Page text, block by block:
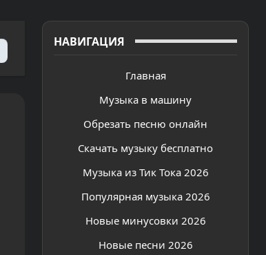
НАВИГАЦИЯ
Главная
Музыка в машину
Обрезать песню онлайн
Скачать музыку бесплатно
Музыка из Тик Тока 2026
Популярная музыка 2026
Новые минусовки 2026
Новые песни 2026